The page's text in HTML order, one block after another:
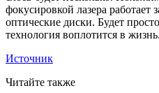
фокусировкой лазера работает
оптические диски. Будет
технология воплотится в жизнь.
Источник
Читайте также